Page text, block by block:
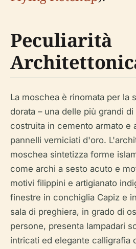
Peculiarità
La moschea è rinomata per la
dorata – una delle più grandi
costruita in cemento armato e
pannelli verniciati d'oro.
moschea sintetizza forme
come archi a sesto acuto e
motivi filippini e artigianato
finestre in conchiglia Capiz e
sala di preghiera, in grado di
persone, presenta lampadari
intricati ed elegante calligrafia